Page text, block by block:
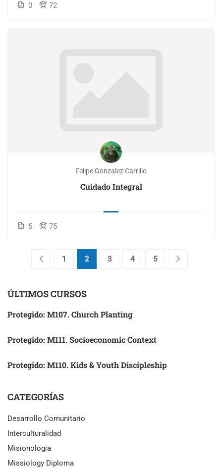
0 72
Felipe Gonzalez Carrillo
Cuidado Integral
5 75
1 2 3 4 5
ÚLTIMOS CURSOS
Protegido: M107. Church Planting
Protegido: M111. Socioeconomic Context
Protegido: M110. Kids & Youth Discipleship
CATEGORÍAS
Desarrollo Comunitario
Interculturalidad
Misionologia
Missiology Diploma